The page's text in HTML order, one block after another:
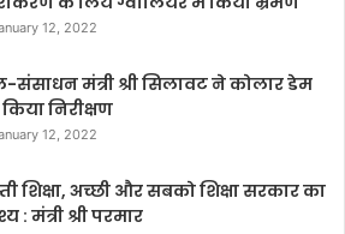
12, 2022
मंत्री श्री सिलावट ने कोलार डेम
निरीक्षण
12, 2022
शिक्षा, अच्छी और सबको शिक्षा सरकार का
: मंत्री श्री परमार